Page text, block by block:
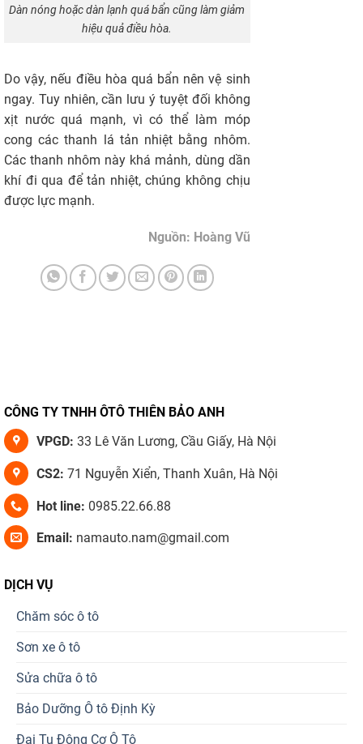
Dàn nóng hoặc dàn lạnh quá bẩn cũng làm giảm
hiệu quả điều hòa.
Do vậy, nếu điều hòa quá bẩn nên vệ sinh
ngay. Tuy nhiên, cần lưu ý tuyệt đối không
xịt nước quá mạnh, vì có thể làm móp
cong các thanh lá tản nhiệt bằng nhôm.
Các thanh nhôm này khá mảnh, dùng dần
khí đi qua để tản nhiệt, chúng không chịu
được lực mạnh.
Nguồn: Hoàng Vũ
CÔNG TY TNHH ÔTÔ THIÊN BẢO ANH
VPGD: 33 Lê Văn Lương, Cầu Giấy, Hà Nội
CS2: 71 Nguyễn Xiển, Thanh Xuân, Hà Nội
Hot line: 0985.22.66.88
Email: namauto.nam@gmail.com
DỊCH VỤ
Chăm sóc ô tô
Sơn xe ô tô
Sửa chữa ô tô
Bảo Dưỡng Ô tô Định Kỳ
Đại Tu Động Cơ Ô Tô